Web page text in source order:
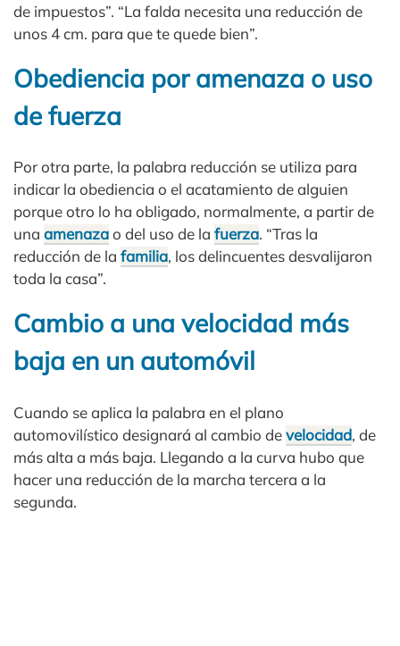
de impuestos”. “La falda necesita una reducción de
unos 4 cm. para que te quede bien”.
Obediencia por amenaza o uso
de fuerza
Por otra parte, la palabra reducción se utiliza para
indicar la obediencia o el acatamiento de alguien
porque otro lo ha obligado, normalmente, a partir de
una amenazao del uso de la fuerza. “Tras la
reducción de la familia, los delincuentes desvalijaron
toda la casa”.
Cambio a una velocidad más
baja en un automóvil
Cuando se aplica la palabra en el plano
automovilístico designará al cambio develocidad, de
más alta a más baja. Llegando a la curva hubo que
hacer una reducción de la marcha tercera a la
segunda.